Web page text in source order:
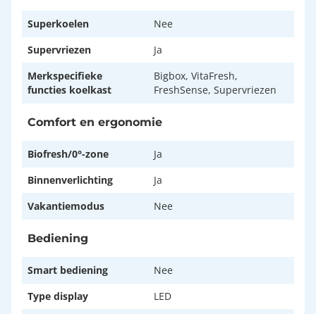
Superkoelen
Nee
Supervriezen
Ja
Merkspecifieke
functies koelkast
Bigbox, VitaFresh,
FreshSense, Supervriezen
Comfort en ergonomie
Biofresh/0°-zone
Ja
Binnenverlichting
Ja
Vakantiemodus
Nee
Bediening
Smart bediening
Nee
Type display
LED